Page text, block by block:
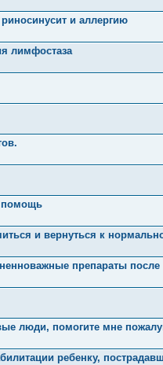
и аллергию
лимфостаза
помощь
и вернуться к
препараты
люди, помогите мне
ребенку,